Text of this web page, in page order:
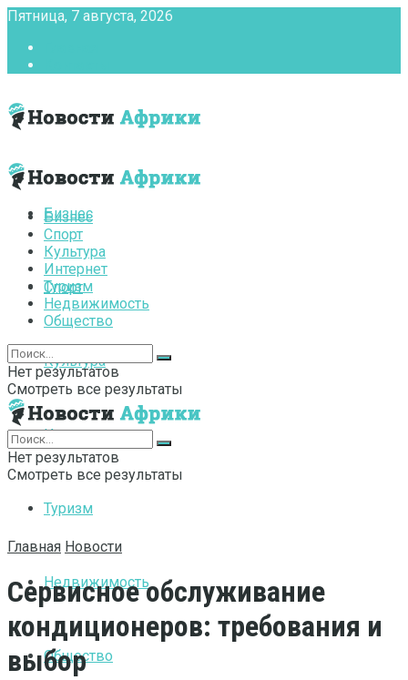
Пятница, 7 августа, 2026
Бизнес
Спорт
Культура
Интернет
Туризм
Недвижимость
Общество
Бизнес
Спорт
Культура
Интернет
Туризм
Недвижимость
Общество
Нет результатов
Смотреть все результаты
Нет результатов
Смотреть все результаты
Главная Новости
Сервисное обслуживание
кондиционеров: требования и
выбор